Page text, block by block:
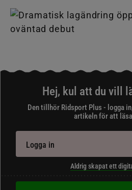
Hej, kul att du vill
Den tillhör Ridsport Plus - logga
artikeln för att
Logga in
Aldrig skapat ett